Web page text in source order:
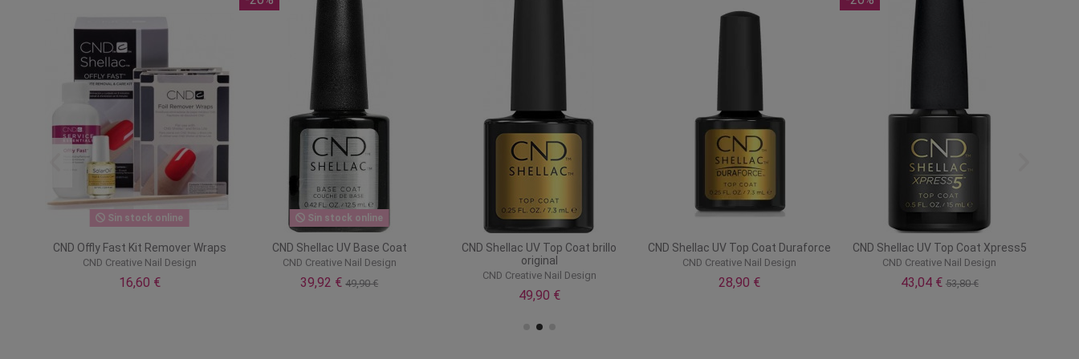
CND Shellac UV Top Coat brillo
original
CND Creative Nail Design
CND Shellac UV Top Coat Duraforce
CND Creative Nail Design
28,90 €
CND Shellac UV Top Coat Xpress5
CND Creative Nail Design
43,04 €53,80 €
CND Solar Oil aceite de cutículas
CND Creative Nail Design
38,90 €
Shellac Base Coat Wear Extender
CND
CND Creative Nail Design